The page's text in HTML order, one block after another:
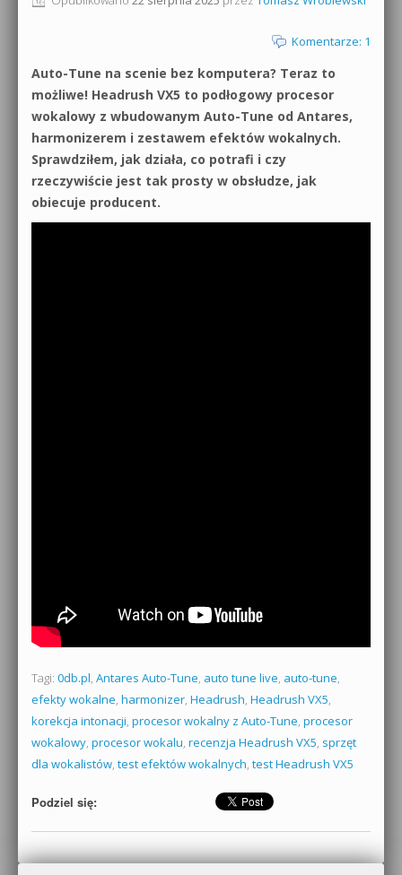
Sylenth1 od podstaw
Sound Forge od podstaw
Dubstep z syntezatorem Massive
Kontakt 5 Kompendium
Newsletter
Materiały dla mediów
Archiwum aktualności
Polityka prywatności
Regulamin
Komentarze: 1
Auto-Tune na scenie bez komputera? Teraz to
możliwe! Headrush VX5 to podłogowy procesor
wokalowy z wbudowanym Auto-Tune od Antares,
harmonizerem i zestawem efektów wokalnych.
Sprawdziłem, jak działa, co potrafi i czy
rzeczywiście jest tak prosty w obsłudze, jak
obiecuje producent.
Tagi: 0db.pl, Antares Auto-Tune, auto tune live, auto-tune,
efekty wokalne, harmonizer, Headrush, Headrush VX5,
korekcja intonacji, procesor wokalny z Auto-Tune, procesor
wokalowy, procesor wokalu, recenzja Headrush VX5, sprzęt
dla wokalistów, test efektów wokalnych, test Headrush VX5
Podziel się: